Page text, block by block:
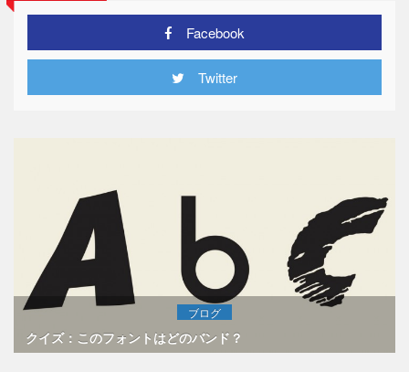
Facebook
Twitter
ブログ
クイズ：このフォントはどのバンド？